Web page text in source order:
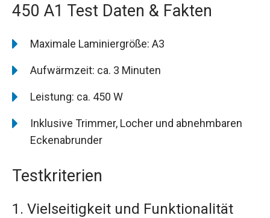
450 A1 Test Daten & Fakten
Maximale Laminiergröße: A3
Aufwärmzeit: ca. 3 Minuten
Leistung: ca. 450 W
Inklusive Trimmer, Locher und abnehmbaren
Eckenabrunder
Testkriterien
1. Vielseitigkeit und Funktionalität